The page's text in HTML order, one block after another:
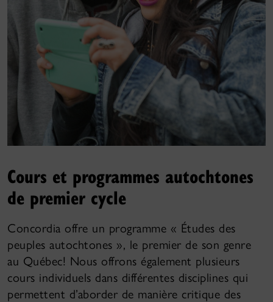
Cours et programmes autochtones
de premier cycle
Concordia offre un programme « Études des
peuples autochtones », le premier de son genre
au Québec! Nous offrons également plusieurs
cours individuels dans différentes disciplines qui
permettent d’aborder de manière critique des